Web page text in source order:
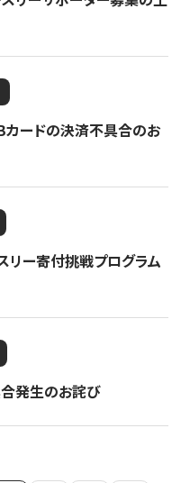
カードの決済不具合のお
リー寄付挑戦プログラム
合発生のお詫び